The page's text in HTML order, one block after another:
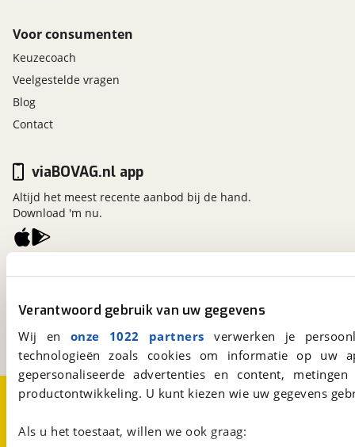
Verantwoord gebruik van uw gegevens
Wij en onze 1022 partners verwerken je
technologieën zoals cookies om informatie op
gepersonaliseerde advertenties en content,
productontwikkeling. U kunt kiezen wie uw gegevens
Als u het toestaat, willen we ook graag:
Voor consumenten
Keuzecoach
Veelgestelde vragen
Blog
Contact
viaBOVAG.nl
3981 AJ Bunnik
BOVAG
viaBOVAG.nl app
Altijd het meest recente aanbod bij de hand.
Download 'm nu.
Over viaBOVAG.nlDisclaimer- en Privacyverklaring